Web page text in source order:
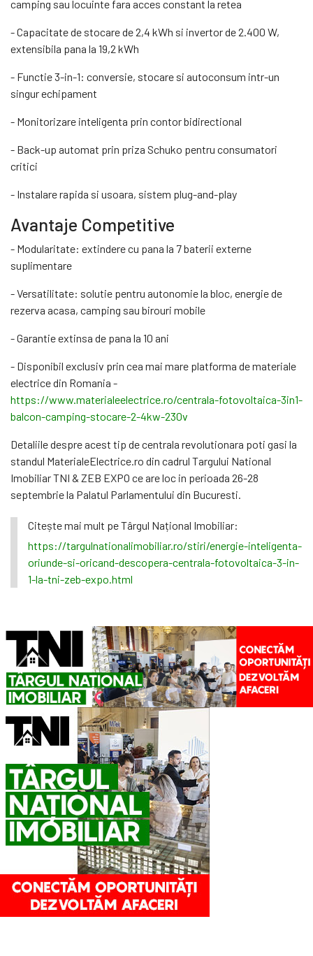
camping sau locuinte fara acces constant la retea
- Capacitate de stocare de 2,4 kWh si invertor de 2.400 W,
extensibila pana la 19,2 kWh
- Functie 3-in-1: conversie, stocare si autoconsum intr-un
singur echipament
- Monitorizare inteligenta prin contor bidirectional
- Back-up automat prin priza Schuko pentru consumatori
critici
- Instalare rapida si usoara, sistem plug-and-play
Avantaje Competitive
- Modularitate: extindere cu pana la 7 baterii externe
suplimentare
- Versatilitate: solutie pentru autonomie la bloc, energie de
rezerva acasa, camping sau birouri mobile
- Garantie extinsa de pana la 10 ani
- Disponibil exclusiv prin cea mai mare platforma de materiale
electrice din Romania -
https://www.materialeelectrice.ro/centrala-fotovoltaica-3in1-
balcon-camping-stocare-2-4kw-230v
Detaliile despre acest tip de centrala revolutionara poti gasi la
standul MaterialeElectrice.ro din cadrul Targului National
Imobiliar TNI & ZEB EXPO ce are loc in perioada 26-28
septembrie la Palatul Parlamentului din Bucuresti.
Citește mai mult pe Târgul Național Imobiliar:
https://targulnationalimobiliar.ro/stiri/energie-inteligenta-
oriunde-si-oricand-descopera-centrala-fotovoltaica-3-in-
1-la-tni-zeb-expo.html